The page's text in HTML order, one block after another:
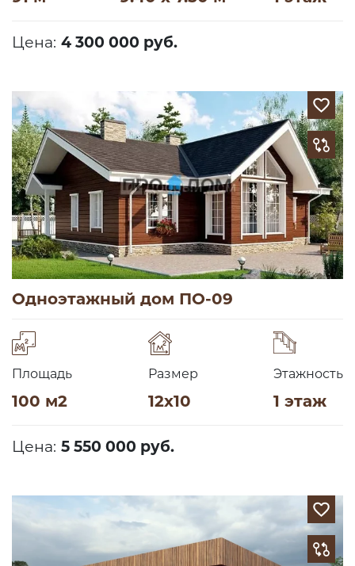
Цена: 4 300 000 руб.
Одноэтажный дом ПО-09
Площадь
100 м2
Размер
12х10
Этажность
1 этаж
Цена: 5 550 000 руб.